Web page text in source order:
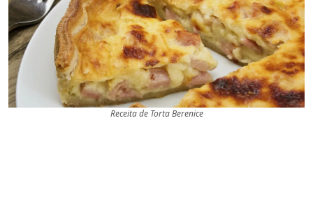
Receita de Torta Berenice